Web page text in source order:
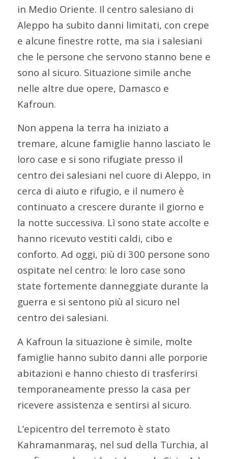
in Medio Oriente. Il centro salesiano di
Aleppo ha subito danni limitati, con crepe
e alcune finestre rotte, ma sia i salesiani
che le persone che servono stanno bene e
sono al sicuro. Situazione simile anche
nelle altre due opere, Damasco e
Kafroun.
Non appena la terra ha iniziato a
tremare, alcune famiglie hanno lasciato le
loro case e si sono rifugiate presso il
centro dei salesiani nel cuore di Aleppo, in
cerca di aiuto e rifugio, e il numero è
continuato a crescere durante il giorno e
la notte successiva. Lì sono state accolte e
hanno ricevuto vestiti caldi, cibo e
conforto. Ad oggi, più di 300 persone sono
ospitate nel centro: le loro case sono
state fortemente danneggiate durante la
guerra e si sentono più al sicuro nel
centro dei salesiani.
A Kafroun la situazione è simile, molte
famiglie hanno subito danni alle porporie
abitazioni e hanno chiesto di trasferirsi
temporaneamente presso la casa per
ricevere assistenza e sentirsi al sicuro.
L’epicentro del terremoto è stato
Kahramanmaraş, nel sud della Turchia, al